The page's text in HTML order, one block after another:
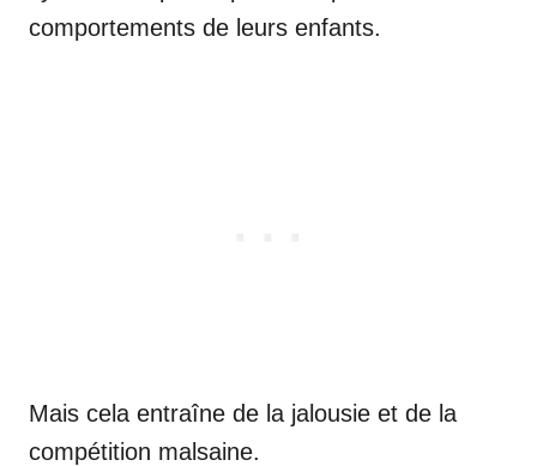
comportements de leurs enfants.
Mais cela entraîne de la jalousie et de la
compétition malsaine.